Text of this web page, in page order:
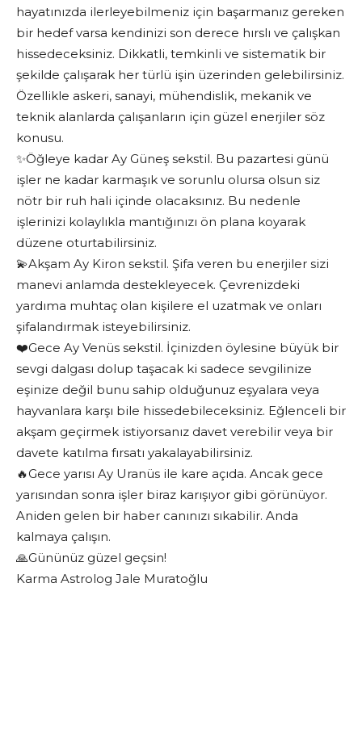
hayatınızda ilerleyebilmeniz için başarmanız gereken
bir hedef varsa kendinizi son derece hırslı ve çalışkan
hissedeceksiniz. Dikkatli, temkinli ve sistematik bir
şekilde çalışarak her türlü işin üzerinden gelebilirsiniz.
Özellikle askeri, sanayi, mühendislik, mekanik ve
teknik alanlarda çalışanların için güzel enerjiler söz
konusu.
✨Öğleye kadar Ay Güneş sekstil. Bu pazartesi günü
işler ne kadar karmaşık ve sorunlu olursa olsun siz
nötr bir ruh hali içinde olacaksınız. Bu nedenle
işlerinizi kolaylıkla mantığınızı ön plana koyarak
düzene oturtabilirsiniz.
💫Akşam Ay Kiron sekstil. Şifa veren bu enerjiler sizi
manevi anlamda destekleyecek. Çevrenizdeki
yardıma muhtaç olan kişilere el uzatmak ve onları
şifalandırmak isteyebilirsiniz.
❤️Gece Ay Venüs sekstil. İçinizden öylesine büyük bir
sevgi dalgası dolup taşacak ki sadece sevgilinize
eşinize değil bunu sahip olduğunuz eşyalara veya
hayvanlara karşı bile hissedebileceksiniz. Eğlenceli bir
akşam geçirmek istiyorsanız davet verebilir veya bir
davete katılma fırsatı yakalayabilirsiniz.
🔥Gece yarısı Ay Uranüs ile kare açıda. Ancak gece
yarısından sonra işler biraz karışıyor gibi görünüyor.
Aniden gelen bir haber canınızı sıkabilir. Anda
kalmaya çalışın.
🙏Gününüz güzel geçsin!
Karma Astrolog Jale Muratoğlu